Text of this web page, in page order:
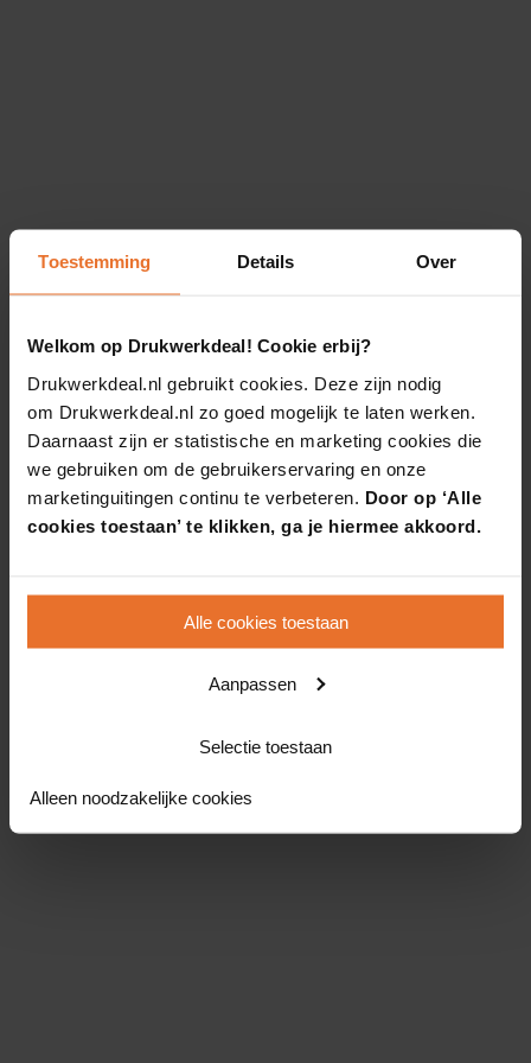
Toestemming Details Over
Welkom op Drukwerkdeal! Cookie erbij?
Drukwerkdeal.nl gebruikt cookies. Deze zijn nodig
om Drukwerkdeal.nl zo goed mogelijk te laten werken.
Daarnaast zijn er statistische en marketing cookies die
we gebruiken om de gebruikerservaring en onze
marketinguitingen continu te verbeteren. Door op ‘Alle
cookies toestaan’ te klikken, ga je hiermee akkoord.
Alle cookies toestaan
Aanpassen
Selectie toestaan
Alleen noodzakelijke cookies